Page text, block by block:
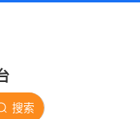
搜索